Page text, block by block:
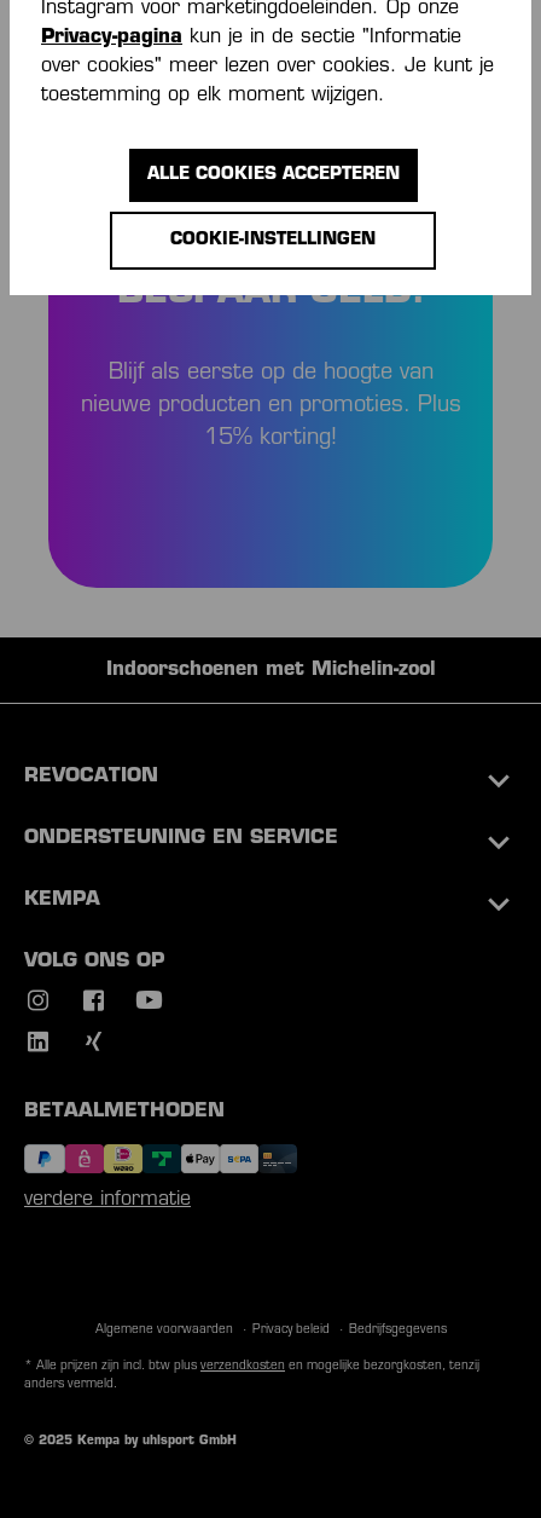
ALTIJD OP DE
HOOGTE EN
BESPAAR GELD!
Blijf als eerste op de hoogte van
nieuwe producten en promoties. Plus
15% korting!
Indoorschoenen met Michelin-zool
REVOCATION
ONDERSTEUNING EN SERVICE
KEMPA
VOLG ONS OP
BETAALMETHODEN
verdere informatie
Algemene voorwaarden Privacy beleid Bedrijfsgegevens
© 2025 Kempa by uhlsport GmbH
* Alle prijzen zijn incl. btw plus verzendkosten en mogelijke bezorgkosten, tenzij
anders vermeld.
Instagram voor marketingdoeleinden. Op onze
Privacy-pagina kun je in de sectie "Informatie
over cookies" meer lezen over cookies. Je kunt je
toestemming op elk moment wijzigen.
COOKIE-INSTELLINGEN
ALLE COOKIES ACCEPTEREN